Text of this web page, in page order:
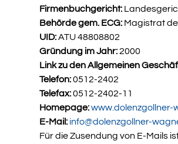
Firmenbuchgericht:
Behörde gem. ECG: Magistrat
UID: ATU 48808802
Gründung im Jahr: 2000
Link zu den Allgemeinen
Telefon: 0512-2402
Telefax: 0512-2402-11
Homepage: www.dolenzgollner-
E-Mail: info@dolenzgollner-
Für die Zusendung von E-Mails